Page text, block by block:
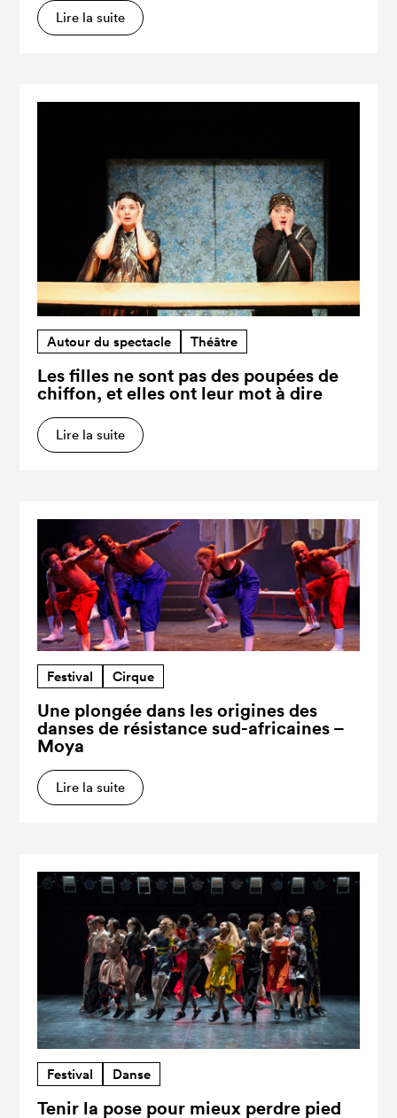
Lire la suite
Autour du spectacle Théâtre
Les filles ne sont pas des poupées de
chiffon, et elles ont leur mot à dire
Lire la suite
Festival Cirque
Une plongée dans les origines des
danses de résistance sud-africaines –
Moya
Lire la suite
Festival Danse
Tenir la pose pour mieux perdre pied